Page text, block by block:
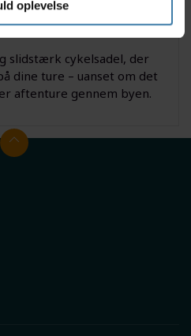
oplevelse
fra Selle Royal
slidstærk cykelsadel, der
dine ture – uanset om det
aftenture gennem byen.